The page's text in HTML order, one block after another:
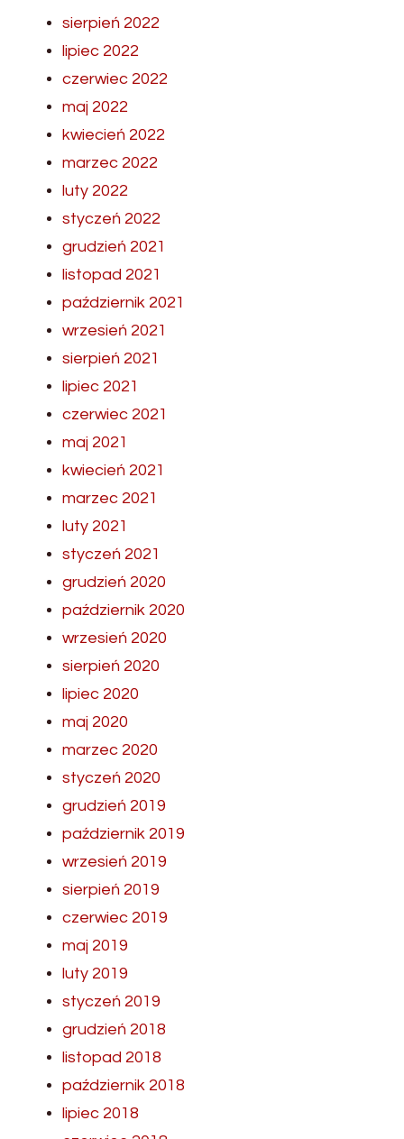
sierpień 2022
lipiec 2022
czerwiec 2022
maj 2022
kwiecień 2022
marzec 2022
luty 2022
styczeń 2022
grudzień 2021
listopad 2021
październik 2021
wrzesień 2021
sierpień 2021
lipiec 2021
czerwiec 2021
maj 2021
kwiecień 2021
marzec 2021
luty 2021
styczeń 2021
grudzień 2020
październik 2020
wrzesień 2020
sierpień 2020
lipiec 2020
maj 2020
marzec 2020
styczeń 2020
grudzień 2019
październik 2019
wrzesień 2019
sierpień 2019
czerwiec 2019
maj 2019
luty 2019
styczeń 2019
grudzień 2018
listopad 2018
październik 2018
lipiec 2018